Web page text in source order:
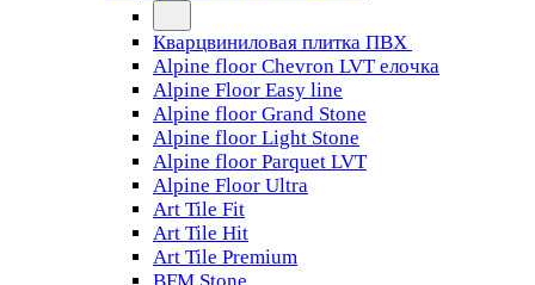
Кварцвиниловая плитка ПВХ
Alpine floor Chevron LVT елочка
Alpine Floor Easy line
Alpine floor Grand Stone
Alpine floor Light Stone
Alpine floor Parquet LVT
Alpine Floor Ultra
Art Tile Fit
Art Tile Hit
Art Tile Premium